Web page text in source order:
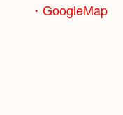
・GoogleMap